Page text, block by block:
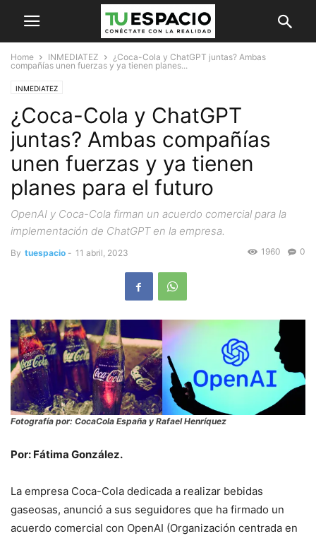
Home INMEDIATEZ
¿Coca-Cola y ChatGPT juntas? Ambas
compañías unen fuerzas y ya tienen planes...
INMEDIATEZ
¿Coca-Cola y ChatGPT
juntas? Ambas compañías
unen fuerzas y ya tienen
planes para el futuro
OpenAI y Coca-Cola firman un acuerdo comercial para la
implementación de ChatGPT en la empresa.
By tuespacio - 11 abril, 2023 0
1960
Fotografía por: CocaCola España y Rafael Henríquez
Por: Fátima González.
La empresa Coca-Cola dedicada a realizar bebidas
gaseosas, anunció a sus seguidores que ha firmado un
acuerdo comercial con OpenAI (Organización centrada en